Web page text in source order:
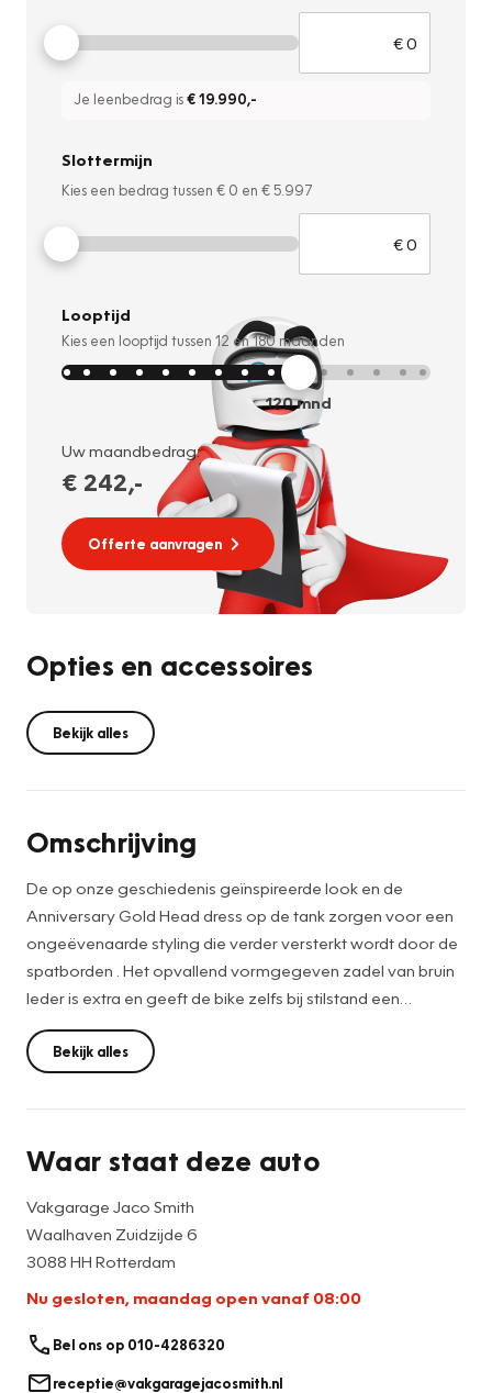
Je leenbedrag is€ 19.990,-
Slottermijn
Kies een bedrag tussen € 0 en € 5.997
Looptijd
Kies een looptijd tussen 12 en180 maanden
120mnd
Uw maandbedrag:
€ 242,-
Offerte aanvragen
Opties en accessoires
Bekijk alles
Omschrijving
De op onze geschiedenis geïnspireerde look en de
Anniversary Gold Head dress op de tank zorgen voor een
ongeëvenaarde styling die verder versterkt wordt door de
spatborden . Het opvallend vormgegeven zadel van bruin
leder is extra en geeft de bike zelfs bij stilstand een
indrukwekkend voorkomen. De Scout Special home made
Edition nr 1. word geleverd inclusief twee jaar fabrieks
garantie .
*Voor de zakelijke rijder ;
*Financial lease opties
*Lage wegenbelasting
*Motor staat op de balans voor afschrijving.
De Indian Scout Special Edition is een eerbewijs aan het
tijdloze design en vakmanschap waarmee Indian
Bekijk alles
Waar staat deze auto
Vakgarage Jaco Smith
Waalhaven Zuidzijde 6
3088 HH Rotterdam
Nu gesloten, maandag open vanaf 08:00
Bel ons op 010-4286320
receptie@vakgaragejacosmith.nl